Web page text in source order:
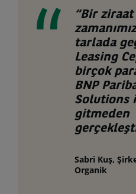
“Bir
tarlada
Leasing
birçok
BNP
Solutions
gitmeden
Sabri Kuş,
Organik